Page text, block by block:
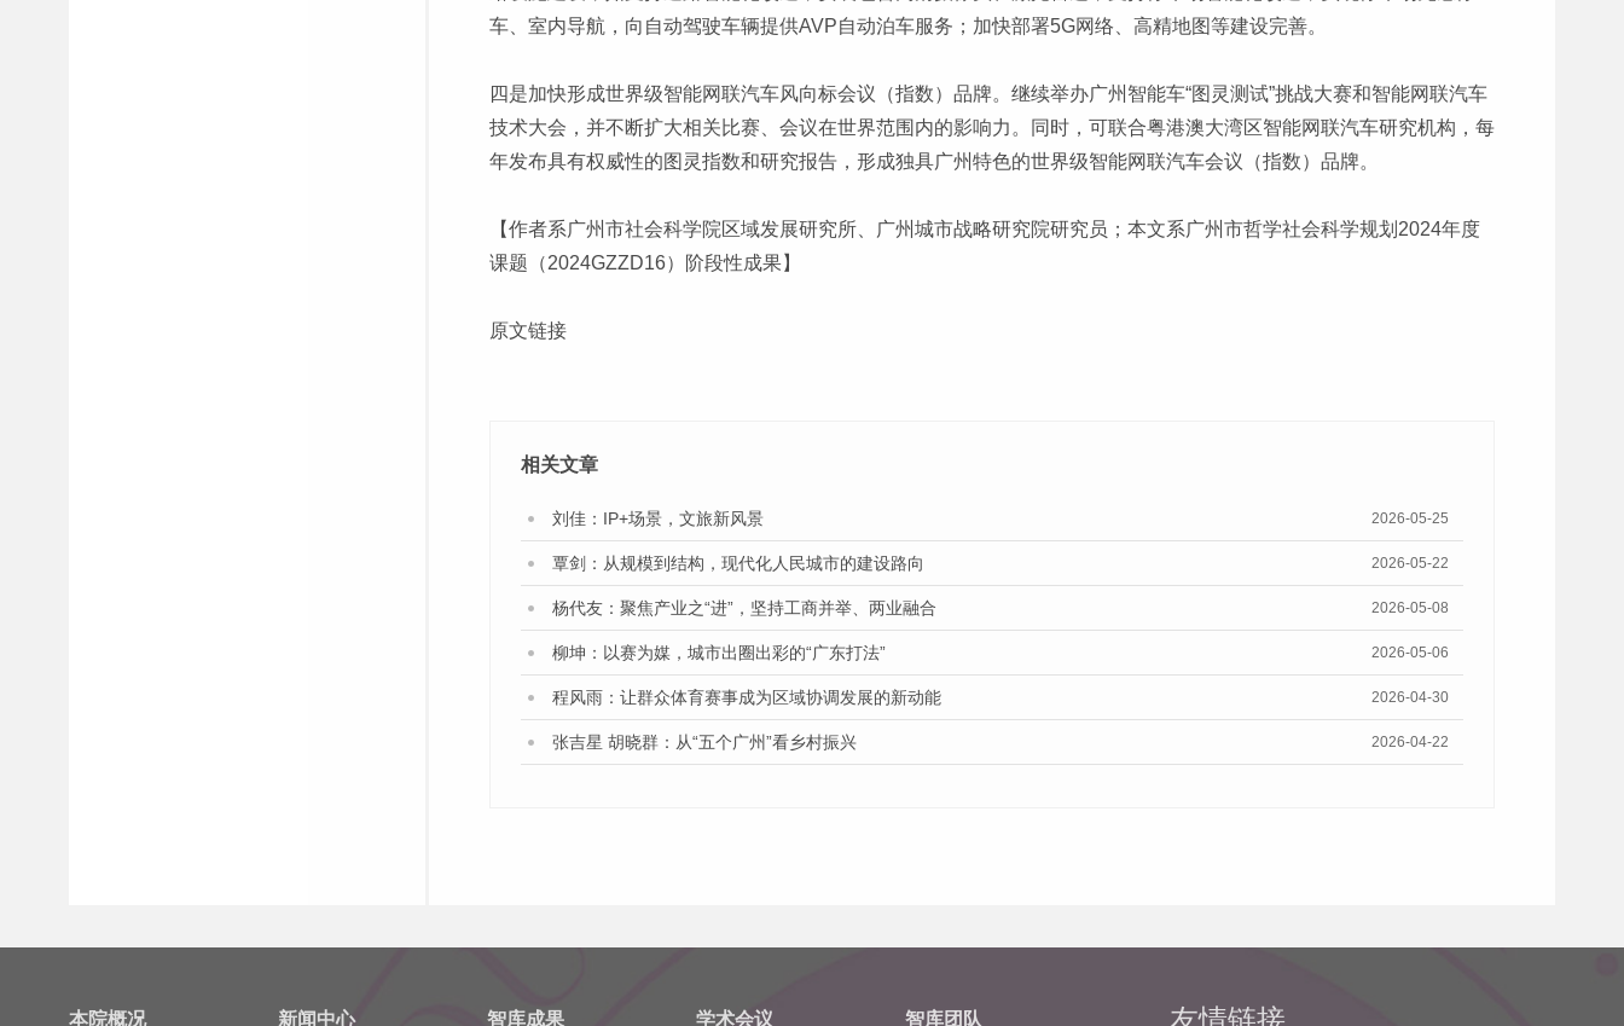
车、室内导航，向自动驾驶车辆提供AVP自动泊车服务；加快部署5G网络、高精地图等建设完善。
四是加快形成世界级智能网联汽车风向标会议（指数）品牌。继续举办广州智能车“图灵测试”挑战大赛和智能网联汽车
技术大会，并不断扩大相关比赛、会议在世界范围内的影响力。同时，可联合粤港澳大湾区智能网联汽车研究机构，每
年发布具有权威性的图灵指数和研究报告，形成独具广州特色的世界级智能网联汽车会议（指数）品牌。
【作者系广州市社会科学院区域发展研究所、广州城市战略研究院研究员；本文系广州市哲学社会科学规划2024年度
课题（2024GZZD16）阶段性成果】
原文链接
相关文章
刘佳：IP+场景，文旅新风景 2026-05-25
覃剑：从规模到结构，现代化人民城市的建设路向 2026-05-22
杨代友：聚焦产业之“进”，坚持工商并举、两业融合 2026-05-08
柳坤：以赛为媒，城市出圈出彩的“广东打法” 2026-05-06
程风雨：让群众体育赛事成为区域协调发展的新动能 2026-04-30
张吉星 胡晓群：从“五个广州”看乡村振兴 2026-04-22
本院概况 新闻中心 智库成果 学术会议 智库团队 友情链接